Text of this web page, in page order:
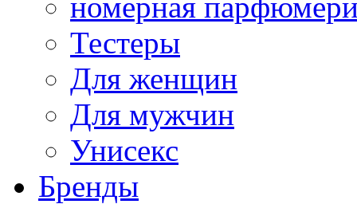
Тестеры
Для женщин
Для мужчин
Унисекс
Бренды